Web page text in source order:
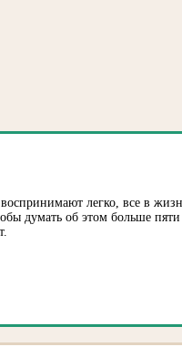
легко, все в
думать об этом больше